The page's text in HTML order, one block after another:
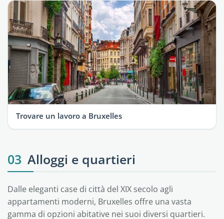
Trovare un lavoro a Bruxelles
03 Alloggi e quartieri
Dalle eleganti case di città del XIX secolo agli
appartamenti moderni, Bruxelles offre una vasta
gamma di opzioni abitative nei suoi diversi quartieri.